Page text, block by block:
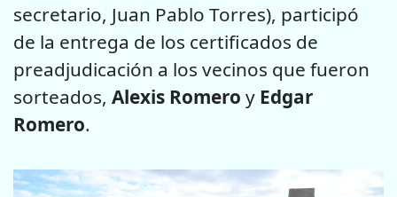
secretario, Juan Pablo Torres), participó
de la entrega de los certificados de
preadjudicación a los vecinos que fueron
sorteados, Alexis Romero y Edgar
Romero.